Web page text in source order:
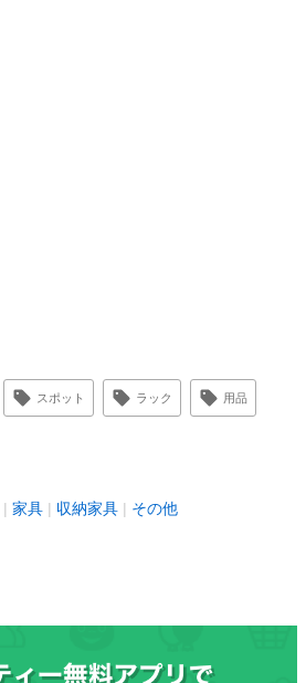
スポット ラック 用品
家具 収納家具 その他